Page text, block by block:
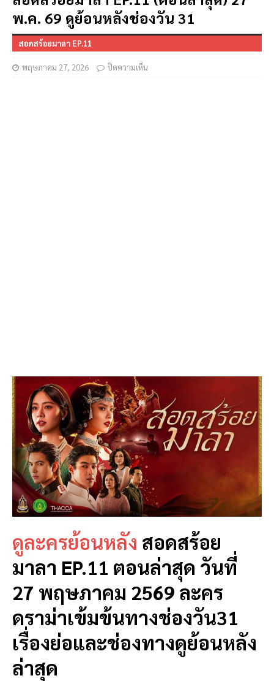
พ.ค. 69 ดูย้อนหลังช่องวัน 31
สอดสร้อยมาลา EP.11
พฤษภาคม 27, 2026 ปิดความเห็น
ดูละครย้อนหลัง สอดสร้อย
มาลา EP.11 ตอนล่าสุด วันที่
27 พฤษภาคม 2569 ละคร
ดราม่าเข้มข้นทางช่องวัน31
เรื่องย่อและช่องทางดูย้อนหลัง
ล่าสุด